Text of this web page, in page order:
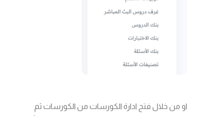
او من خلال فتح ادارة الكورسات من الكورسات ثم